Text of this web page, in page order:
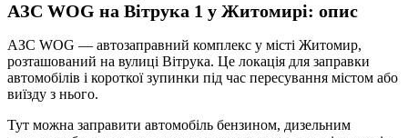
АЗС WOG на Вітрука 1 у Житомирі: опис
АЗС WOG — автозаправний комплекс у місті Житомир,
розташований на вулиці Вітрука. Це локація для заправки
автомобілів і короткої зупинки під час пересування містом або
виїзду з нього.
Тут можна заправити автомобіль бензином, дизельним